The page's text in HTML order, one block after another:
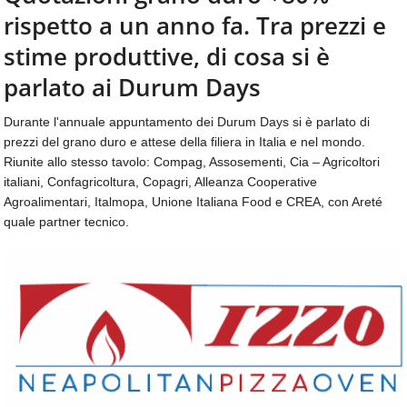
aggiornamenti
quotidiani
su
temi
come
ristorazione,
food
&
beverage,
catering
e
mondo
dell'alimentazione,
dei
fuoricasa,
del
CONTATTI
rispetto a un anno fa. Tra prezzi e
stime produttive, di cosa si è
parlato ai Durum Days
Durante l'annuale appuntamento dei Durum Days si è parlato di
prezzi del grano duro e attese della filiera in Italia e nel mondo.
Riunite allo stesso tavolo: Compag, Assosementi, Cia – Agricoltori
italiani, Confagricoltura, Copagri, Alleanza Cooperative
Agroalimentari, Italmopa, Unione Italiana Food e CREA, con Areté
quale partner tecnico.